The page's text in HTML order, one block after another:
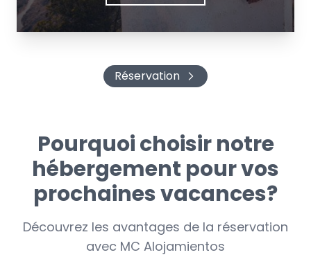
Réservation
Pourquoi choisir notre
hébergement pour vos
prochaines vacances?
Découvrez les avantages de la réservation
avec MC Alojamientos